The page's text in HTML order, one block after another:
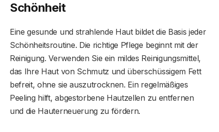
Schönheit
Eine gesunde und strahlende Haut bildet die Basis jeder
Schönheitsroutine. Die richtige Pflege beginnt mit der
Reinigung. Verwenden Sie ein mildes Reinigungsmittel,
das Ihre Haut von Schmutz und überschüssigem Fett
befreit, ohne sie auszutrocknen. Ein regelmäßiges
Peeling hilft, abgestorbene Hautzellen zu entfernen
und die Hauterneuerung zu fördern.